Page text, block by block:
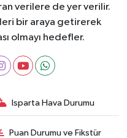
verilere de yer verilir.
bir araya getirerek
olmayı hedefler.
Isparta Hava Durumu
Puan Durumu ve Fikstür